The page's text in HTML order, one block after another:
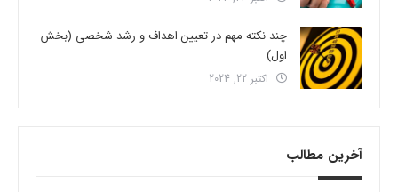
چند نکته مهم در تعیین اهداف و رشد شخصی (بخش
اول)
اکتبر 22, 2024
آخرین مطالب